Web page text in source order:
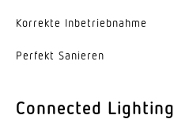
Korrekte Inbe­trieb­nahme
Perfekt Sanieren
Connected Lighting